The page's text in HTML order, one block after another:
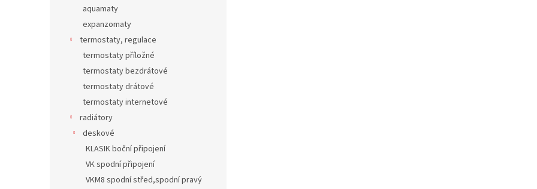
aquamaty
expanzomaty
termostaty, regulace
termostaty příložné
termostaty bezdrátové
termostaty drátové
termostaty internetové
radiátory
deskové
KLASIK boční připojení
VK spodní připojení
VKM8 spodní střed,spodní pravý